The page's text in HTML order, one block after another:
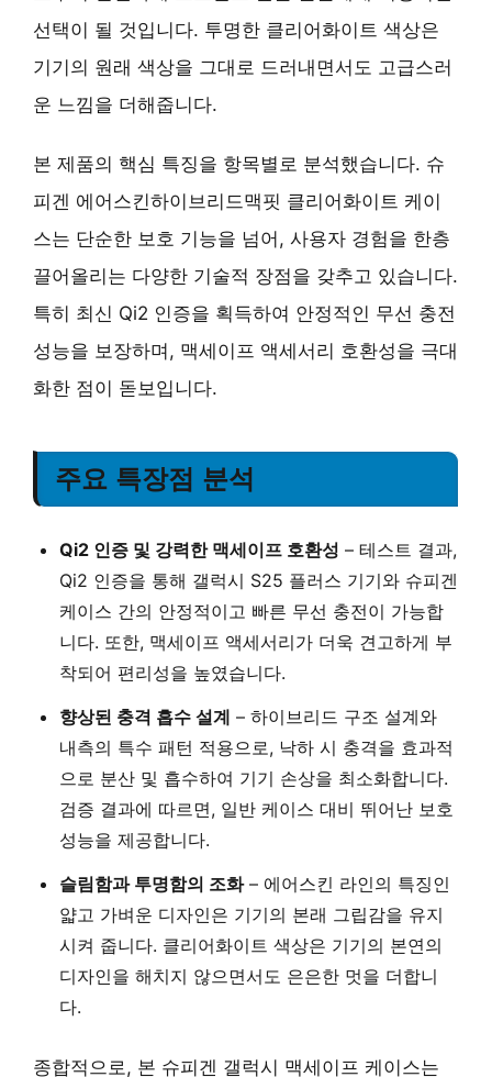
선택이 될 것입니다. 투명한 클리어화이트 색상은
기기의 원래 색상을 그대로 드러내면서도 고급스러
운 느낌을 더해줍니다.
본 제품의 핵심 특징을 항목별로 분석했습니다. 슈
피겐 에어스킨하이브리드맥핏 클리어화이트 케이
스는 단순한 보호 기능을 넘어, 사용자 경험을 한층
끌어올리는 다양한 기술적 장점을 갖추고 있습니다.
특히 최신 Qi2 인증을 획득하여 안정적인 무선 충전
성능을 보장하며, 맥세이프 액세서리 호환성을 극대
화한 점이 돋보입니다.
주요 특장점 분석
Qi2 인증 및 강력한 맥세이프 호환성 – 테스트 결과,
Qi2 인증을 통해 갤럭시 S25 플러스 기기와 슈피겐
케이스 간의 안정적이고 빠른 무선 충전이 가능합
니다. 또한, 맥세이프 액세서리가 더욱 견고하게 부
착되어 편리성을 높였습니다.
향상된 충격 흡수 설계 – 하이브리드 구조 설계와
내측의 특수 패턴 적용으로, 낙하 시 충격을 효과적
으로 분산 및 흡수하여 기기 손상을 최소화합니다.
검증 결과에 따르면, 일반 케이스 대비 뛰어난 보호
성능을 제공합니다.
슬림함과 투명함의 조화– 에어스킨 라인의 특징인
얇고 가벼운 디자인은 기기의 본래 그립감을 유지
시켜 줍니다. 클리어화이트 색상은 기기의 본연의
디자인을 해치지 않으면서도 은은한 멋을 더합니
다.
종합적으로, 본 슈피겐 갤럭시 맥세이프 케이스는